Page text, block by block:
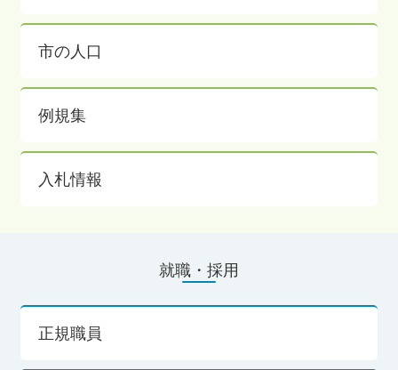
市の人口
例規集
入札情報
就職・採用
正規職員